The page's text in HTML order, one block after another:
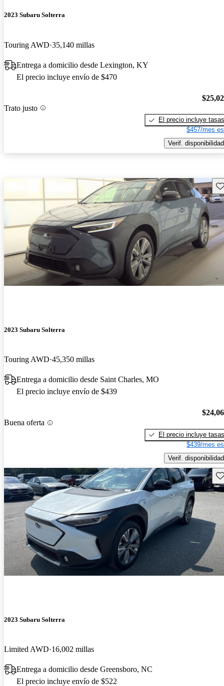
2023 Subaru Solterra
Touring AWD 35,140 millas
Entrega a domicilio desde Lexington, KY
El precio incluye envío de $470
Trato justo
El precio incluye tasas
$457/mes
Verif. disponibilidad
2023 Subaru Solterra
Touring AWD 45,350 millas
Entrega a domicilio desde Saint Charles, MO
El precio incluye envío de $439
Buena oferta
El precio incluye tasas
$439/mes
Verif. disponibilidad
2023 Subaru Solterra
Limited AWD 16,002 millas
Entrega a domicilio desde Greensboro, NC
El precio incluye envío de $522